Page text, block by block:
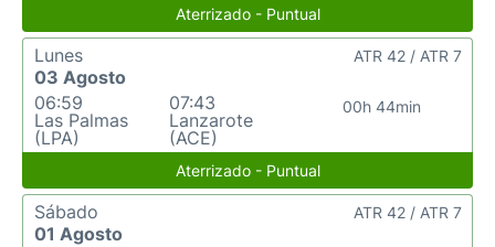
Aterrizado - Puntual
Lunes
03 Agosto
06:59
Las Palmas
(LPA)
07:43
Lanzarote
(ACE)
00h 44min
ATR 42 / ATR 7
Aterrizado - Puntual
Sábado
01 Agosto
ATR 42 / ATR 7